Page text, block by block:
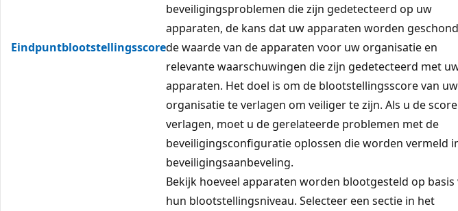
Eindpuntblootstellingsscore
beveiligingsproblemen die zijn gedetecteerd op uw
apparaten, de kans dat uw apparaten worden
de waarde van de apparaten voor uw organisatie en
relevante waarschuwingen die zijn gedetecteerd met
apparaten. Het doel is om de blootstellingsscore van uw
organisatie te verlagen om veiliger te zijn. Als u de
verlagen, moet u de gerelateerde problemen met de
beveiligingsconfiguratie oplossen die worden vermeld
beveiligingsaanbeveling.
Bekijk hoeveel apparaten worden blootgesteld op basis
hun blootstellingsniveau. Selecteer een sectie in het